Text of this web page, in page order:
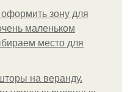
зону для
маленьком
место для
на веранду.